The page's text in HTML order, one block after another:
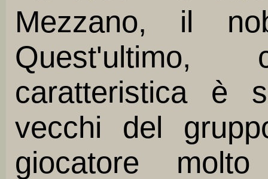
Mezzano, il
caratteristica è
vecchi del
giocatore